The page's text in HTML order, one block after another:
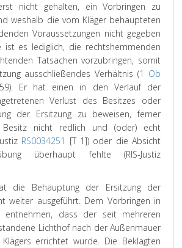
nicht gehalten, ein Vorbringen zu
weshalb die vom Kläger behaupteten
Voraussetzungen nicht gegeben
ist es lediglich, die rechtshemmenden
Tatsachen vorzubringen, somit
ausschließendes Verhältnis (1 Ob
Er hat einen in den Verlauf der
Verlust des Besitzes oder
der Ersitzung zu beweisen, ferner
nicht redlich und (oder) echt
RS0034251 [T 1]) oder die Absicht
überhaupt fehlte (RIS-Justiz
die Behauptung der Ersitzung der
weiter ausgeführt. Dem Vorbringen in
dass der seit mehreren
Lichthof nach der Außenmauer
errichtet wurde. Die Beklagten